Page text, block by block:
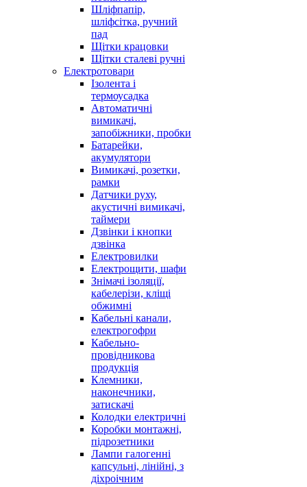
Шліфпапір,
шліфсітка, ручний
пад
Щітки крацовки
Щітки сталеві ручні
Електротовари
Ізолента і
термоусадка
Автоматичні
вимикачі,
запобіжники, пробки
Батарейки,
акумулятори
Вимикачі, розетки,
рамки
Датчики руху,
акустичні вимикачі,
таймери
Дзвінки і кнопки
дзвінка
Електровилки
Електрощити, шафи
Знімачі ізоляції,
кабелерізи, кліщі
обжимні
Кабельні канали,
електрогофри
Кабельно-
провідникова
продукція
Клемники,
наконечники,
затискачі
Колодки електричні
Коробки монтажні,
підрозетники
Лампи галогенні
капсульні, лінійні, з
діхроічним